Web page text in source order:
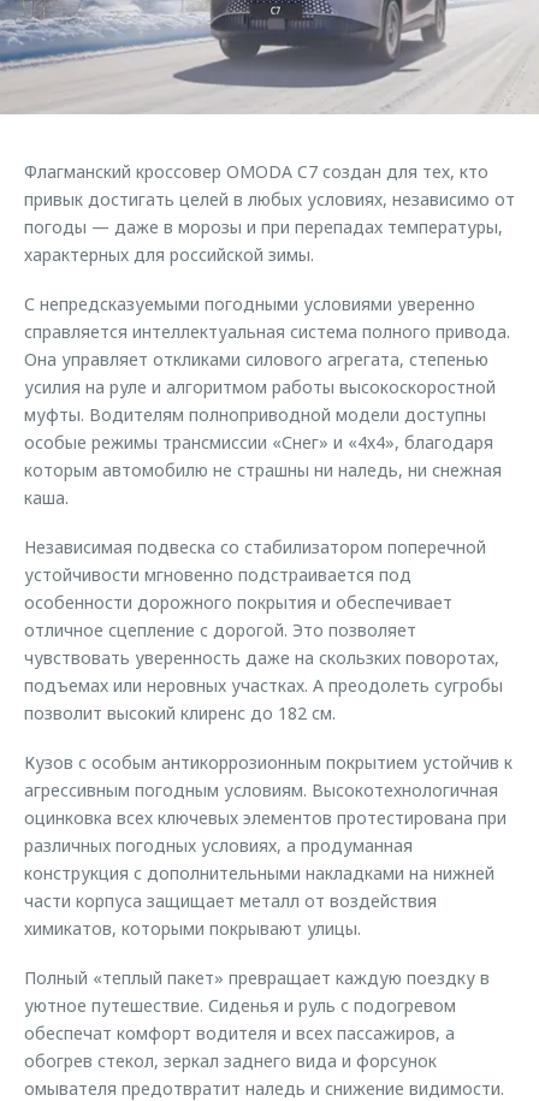
Страхование
Кредитный калькулятор
Аксессуары
Оригинальные аксессуары
Запчасти
Калькулятор трейд-ин
Клиентская поддержка
O&J Автоклуб
Клуб владельцев OMODA
Аксессуары
Одежда и сувениры
Запчасти
Обратная связь
Флагманский кроссовер OMODA C7 создан для тех, кто
привык достигать целей в любых условиях, независимо от
погоды — даже в морозы и при перепадах температуры,
характерных для российской зимы.
С непредсказуемыми погодными условиями уверенно
справляется интеллектуальная система полного привода.
Она управляет откликами силового агрегата, степенью
усилия на руле и алгоритмом работы высокоскоростной
муфты. Водителям полноприводной модели доступны
особые режимы трансмиссии «Снег» и «4х4», благодаря
которым автомобилю не страшны ни наледь, ни снежная
каша.
Независимая подвеска со стабилизатором поперечной
устойчивости мгновенно подстраивается под
особенности дорожного покрытия и обеспечивает
отличное сцепление с дорогой. Это позволяет
чувствовать уверенность даже на скользких поворотах,
подъемах или неровных участках. А преодолеть сугробы
позволит высокий клиренс до 182 см.
Кузов с особым антикоррозионным покрытием устойчив к
агрессивным погодным условиям. Высокотехнологичная
оцинковка всех ключевых элементов протестирована при
различных погодных условиях, а продуманная
конструкция с дополнительными накладками на нижней
части корпуса защищает металл от воздействия
химикатов, которыми покрывают улицы.
Полный «теплый пакет» превращает каждую поездку в
уютное путешествие. Сиденья и руль с подогревом
обеспечат комфорт водителя и всех пассажиров, а
обогрев стекол, зеркал заднего вида и форсунок
омывателя предотвратит наледь и снижение видимости.